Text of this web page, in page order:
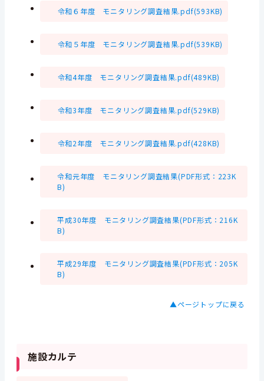
令和６年度 モニタリング調査結果.pdf(593KB)
令和５年度 モニタリング調査結果.pdf(539KB)
令和4年度 モニタリング調査結果.pdf(489KB)
令和3年度 モニタリング調査結果.pdf(529KB)
令和2年度 モニタリング調査結果.pdf(428KB)
令和元年度 モニタリング調査結果(PDF形式：223K
B)
平成30年度 モニタリング調査結果(PDF形式：216K
B)
平成29年度 モニタリング調査結果(PDF形式：205K
B)
▲ページトップに戻る
施設カルテ